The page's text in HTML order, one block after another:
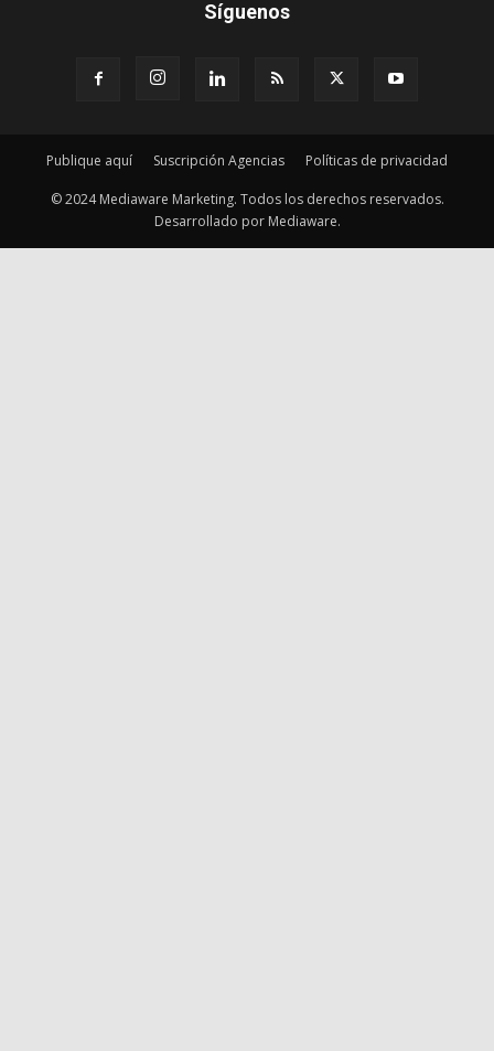
Síguenos
Publique aquí Suscripción Agencias Políticas de privacidad
© 2024 Mediaware Marketing. Todos los derechos reservados.
Desarrollado por Mediaware.